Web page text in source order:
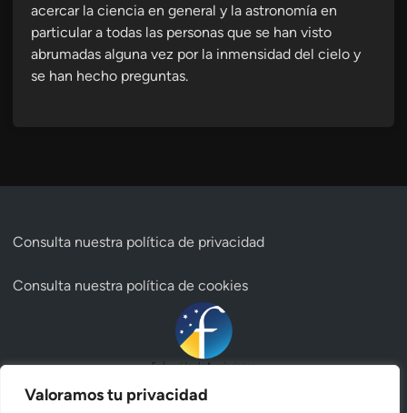
Valoramos tu privacidad
acercar la ciencia en general y la astronomía en
particular a todas las personas que se han visto
abrumadas alguna vez por la inmensidad del cielo y
se han hecho preguntas.
Consulta nuestra política de privacidad
Consulta nuestra política de cookies